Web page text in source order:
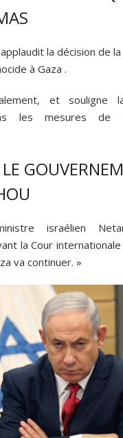
applaudit la décision de
à Gaza .
et souligne
les mesures de
LE
israélien
la Cour internationale
va continuer. »